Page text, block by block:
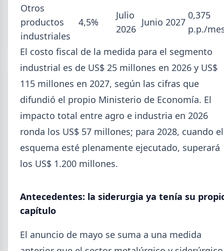
La distribuidora siderometalúrgica, fundada en
1974 en San Fernando, sumó un local sobre Av.
Andrés Rolón, su primer punto de venta en San
Isidro.
ADIMRA 2026-07-28
Informe ADIMRA junio 2026: la
producción metalúrgica cayó 4,6%
La producción metalúrgica acumula una baja de
Otros
productos
industriales
4,5%
Julio
2026
Junio 2027
0,375
p.p./
El costo fiscal de la medida para el segmento
industrial es de US$ 25 millones en 2026 y US$
115 millones en 2027, según las cifras que
difundió el propio Ministerio de Economía. El
impacto total entre agro e industria en 2026
ronda los US$ 57 millones; para 2028, cuando el
esquema esté plenamente ejecutado, superará
los US$ 1.200 millones.
Antecedentes: la siderurgia ya tenía su
capítulo
El anuncio de mayo se suma a una medida